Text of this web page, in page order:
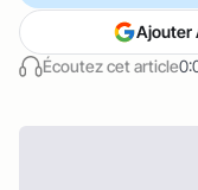
Écoutez cet article
Ajouter